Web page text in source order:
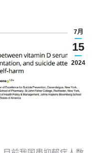
7月
15
2024